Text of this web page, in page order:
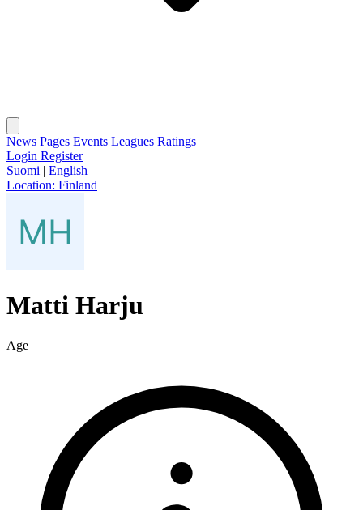
News Pages Events Leagues Ratings
Login Register
Suomi | English
Location: Finland
Matti Harju
Age